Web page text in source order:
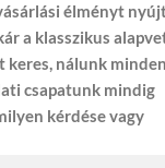
élményt
a klasszikus
keres, nálunk
csapatunk mindig
kérdése vagy